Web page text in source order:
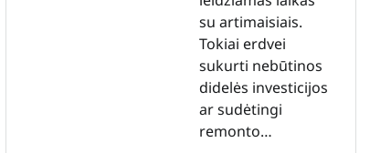
su artimaisiais.
Tokiai erdvei
sukurti nebūtinos
didelės investicijos
ar sudėtingi
remonto…